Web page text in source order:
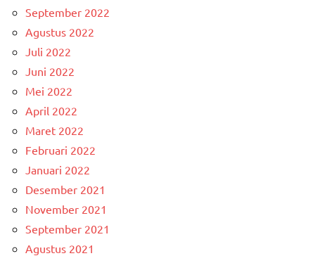
September 2022
Agustus 2022
Juli 2022
Juni 2022
Mei 2022
April 2022
Maret 2022
Februari 2022
Januari 2022
Desember 2021
November 2021
September 2021
Agustus 2021